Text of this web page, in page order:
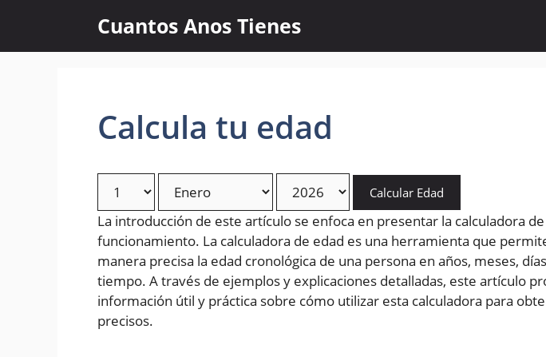
content
Cuantos Anos Tienes
Calcula tu edad
Calcular Edad
La introducción de este artículo se enfoca en presentar la calculadora
funcionamiento. La calculadora de edad es una herramienta que
manera precisa la edad cronológica de una persona en años, meses,
tiempo. A través de ejemplos y explicaciones detalladas, este artículo
información útil y práctica sobre cómo utilizar esta calculadora para
precisos.